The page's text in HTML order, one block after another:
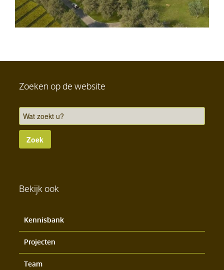
Zoeken op de website
Bekijk ook
Kennisbank
Projecten
Team